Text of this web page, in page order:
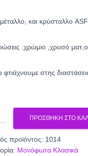
μέταλλο, και κρύσταλλο
,χρώμιο ,χρυσό
φτιάχνουμε στης
ΠΡΟΣΘΉΚΗ ΣΤΟ
προϊόντος: 1014
Μονόφωτα Κλασικά